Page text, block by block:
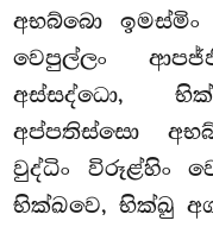
අභබ්බො ඉමස්මිං
වෙපුල්ලං
අස්සද්ධො,
අප්පතිස්සො
වුද්ධිං විරූළ්හිං
භික්ඛවෙ, භික්ඛු